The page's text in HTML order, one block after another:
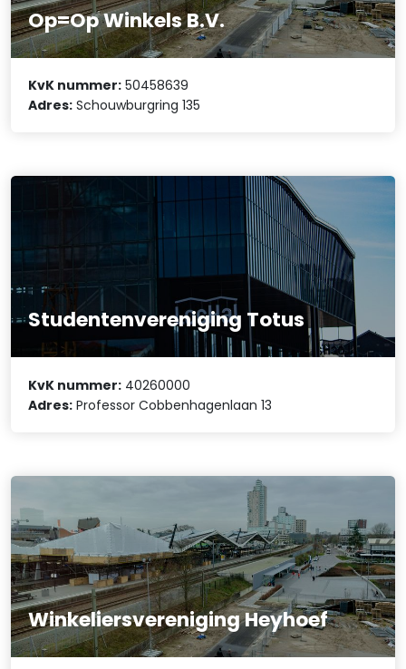
Op=Op Winkels B.V.
KvK nummer: 50458639
Adres: Schouwburgring 135
Studentenvereniging Totus
KvK nummer: 40260000
Adres: Professor Cobbenhagenlaan 13
Winkeliersvereniging Heyhoef